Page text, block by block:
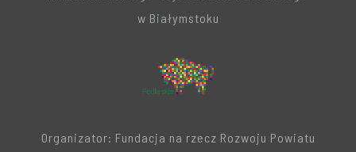
w Białymstoku
Organizator: Fundacja na rzecz Rozwoju Powiatu